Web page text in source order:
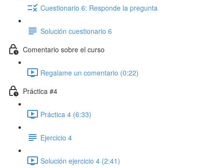
Cuestionario 6: Responde la pregunta
Solución cuestionario 6
Comentario sobre el curso
Regalame un comentario (0:22)
Práctica #4
Práctica 4 (6:33)
Ejercicio 4
Solución ejercicio 4 (2:41)